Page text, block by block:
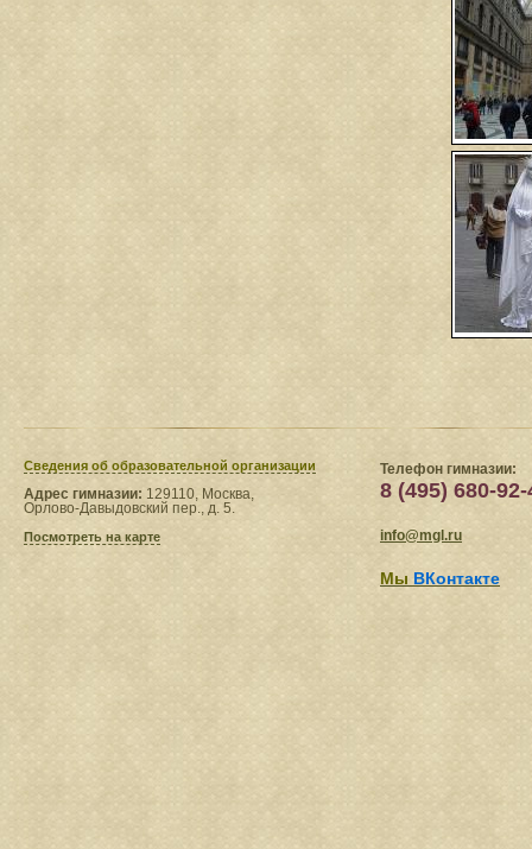
Сведения​ об образовательной организации
Адрес гимназии: 129110, Москва,
Орлово-Давыдовский пер., д. 5.
Посмотреть на карте
Телефон гимназии:
8 (495) 680-92-
info@mgl.ru
Мы ВКонтакте